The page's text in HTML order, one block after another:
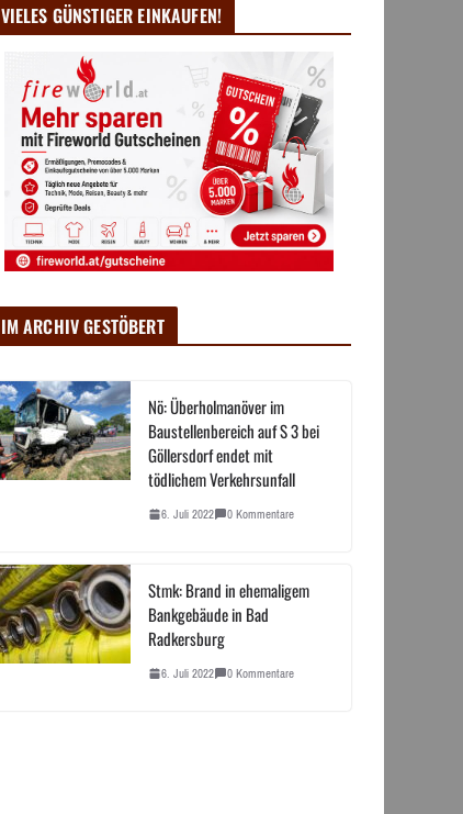
VIELES GÜNSTIGER EINKAUFEN!
IM ARCHIV GESTÖBERT
Nö: Überholmanöver im
Baustellenbereich auf S 3 bei
Göllersdorf endet mit
tödlichem Verkehrsunfall
6. Juli 2022 0 Kommentare
Stmk: Brand in ehemaligem
Bankgebäude in Bad
Radkersburg
6. Juli 2022 0 Kommentare